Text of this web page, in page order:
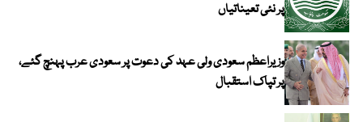
پر نئی تعیناتیاں
وزیراعظم سعودی ولی عہد کی دعوت پر سعودی عرب پہنچ گئے،
پر تپاک استقبال